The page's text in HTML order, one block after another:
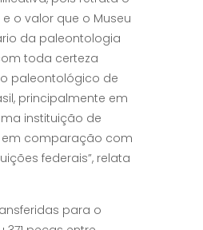
o valor que o Museu
da paleontologia
toda certeza
paleontológico de
principalmente em
instituição de
em comparação com
federais”, relata
para o